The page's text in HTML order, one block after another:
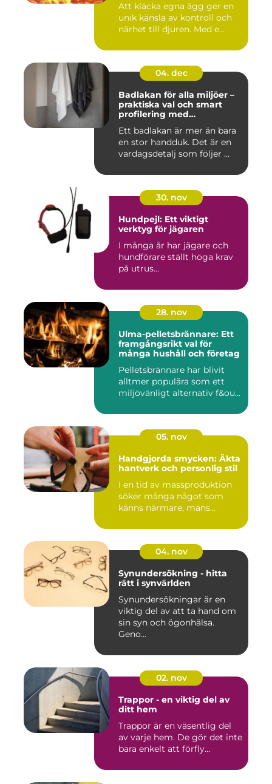
Att kläcka egna ägg ger en
unik känsla av kontroll och
närhet till djuren. Med e...
04. dec
Badlakan för alla miljöer –
praktiska val och smart
profilering med
Ett badlakan är mer än bara
en stor handduk. Det är en
vardagsdetalj som följer ...
30. nov
Hundpejl: Ett viktigt
verktyg för jägaren
I många år har jägare och
hundförare ställt höga krav
på utrus...
28. nov
Ulma-pelletsbrännare: Ett
framgångsrikt val för
många hushåll och företag
Pelletsbrännare har blivit
alltmer populära som ett
miljövänligt alternativ f&ou...
05. nov
Handgjorda smycken: Äkta
hantverk och personlig stil
I en tid av massproduktion
söker många något som
känns närmare, mäns...
04. nov
Synundersökning - hitta
rätt i synvärlden
Synundersökningar är en
viktig del av att ta hand om
sin syn och ögonhälsa.
Geno...
02. nov
Trappor - en viktig del av
ditt hem
Trappor är en väsentlig del
av varje hem. De gör det inte
bara enkelt att förfly...